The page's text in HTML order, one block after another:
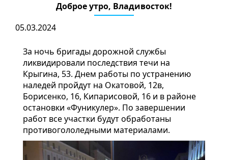
Доброе утро, Владивосток!
05.03.2024
За ночь бригады дорожной службы
ликвидировали последствия течи на
Крыгина, 53. Днем работы по устранению
наледей пройдут на Окатовой, 12в,
Борисенко, 16, Кипарисовой, 16 и в районе
остановки «Фуникулер». По завершении
работ все участки будут обработаны
противогололедными материалами.